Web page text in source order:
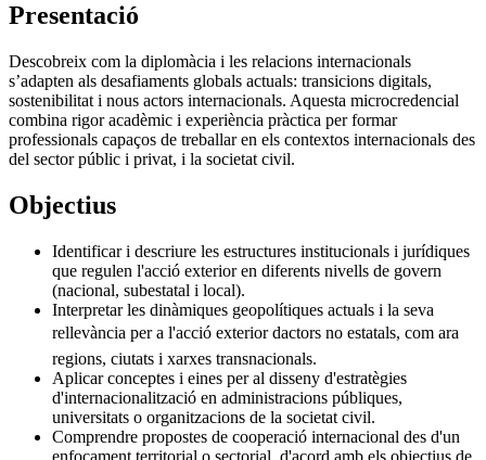
Presentació
Descobreix com la diplomàcia i les relacions internacionals
s’adapten als desafiaments globals actuals: transicions digitals,
sostenibilitat i nous actors internacionals. Aquesta microcredencial
combina rigor acadèmic i experiència pràctica per formar
professionals capaços de treballar en els contextos internacionals des
del sector públic i privat, i la societat civil.
Objectius
Identificar i descriure les estructures institucionals i jurídiques
que regulen l'acció exterior en diferents nivells de govern
(nacional, subestatal i local).
Interpretar les dinàmiques geopolítiques actuals i la seva
rellevància per a l'acció exterior dactors no estatals, com ara
regions, ciutats i xarxes transnacionals.
Aplicar conceptes i eines per al disseny d'estratègies
d'internacionalització en administracions públiques,
universitats o organitzacions de la societat civil.
Comprendre propostes de cooperació internacional des d'un
enfocament territorial o sectorial, d'acord amb els objectius de